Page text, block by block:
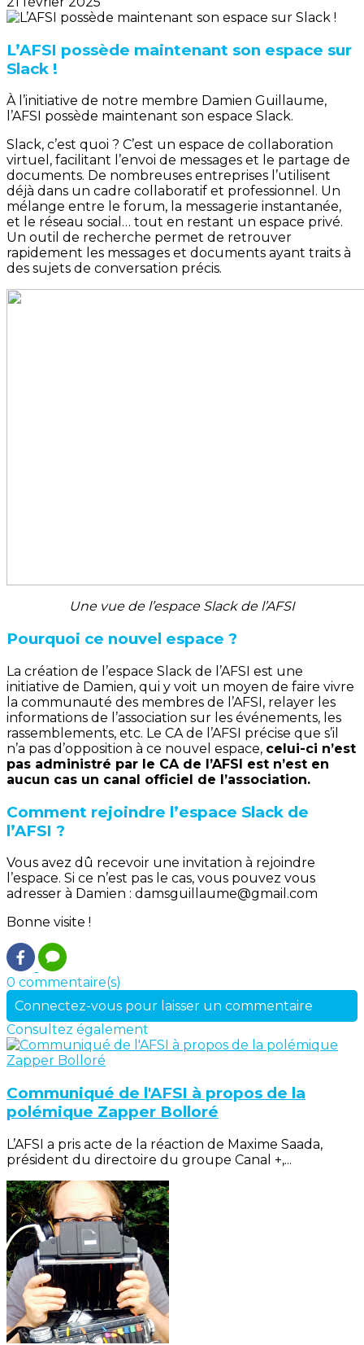
L’AFSI possède maintenant son espace sur
Slack !
À l’initiative de notre membre Damien Guillaume,
l’AFSI possède maintenant son espace Slack.
Slack, c’est quoi ? C’est un espace de collaboration
virtuel, facilitant l’envoi de messages et le partage de
documents. De nombreuses entreprises l’utilisent
déjà dans un cadre collaboratif et professionnel. Un
mélange entre le forum, la messagerie instantanée,
et le réseau social… tout en restant un espace privé.
Un outil de recherche permet de retrouver
rapidement les messages et documents ayant traits à
des sujets de conversation précis.
Une vue de l’espace Slack de l’AFSI
Pourquoi ce nouvel espace ?
La création de l’espace Slack de l’AFSI est une
initiative de Damien, qui y voit un moyen de faire vivre
la communauté des membres de l’AFSI, relayer les
informations de l’association sur les événements, les
rassemblements, etc. Le CA de l’AFSI précise que s’il
n’a pas d’opposition à ce nouvel espace, celui-ci n’est
pas administré par le CA de l’AFSI est n’est en
aucun cas un canal officiel de l’association.
Comment rejoindre l’espace Slack de
l’AFSI ?
Vous avez dû recevoir une invitation à rejoindre
l’espace. Si ce n’est pas le cas, vous pouvez vous
adresser à Damien : damsguillaume@gmail.com
Bonne visite !
0 commentaire(s)
Connectez-vous pour laisser un commentaire
Consultez également
Communiqué de l'AFSI à propos de la
polémique Zapper Bolloré
L’AFSI a pris acte de la réaction de Maxime Saada,
président du directoire du groupe Canal +,...